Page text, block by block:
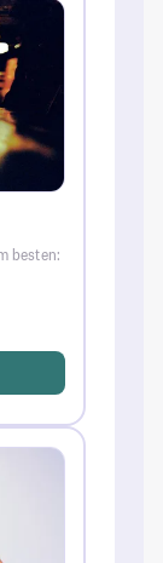
besten: